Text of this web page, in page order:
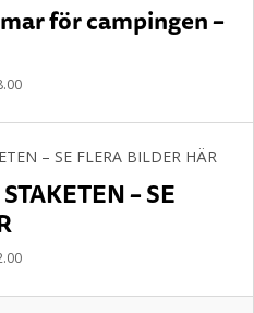
för campingen –
– SE